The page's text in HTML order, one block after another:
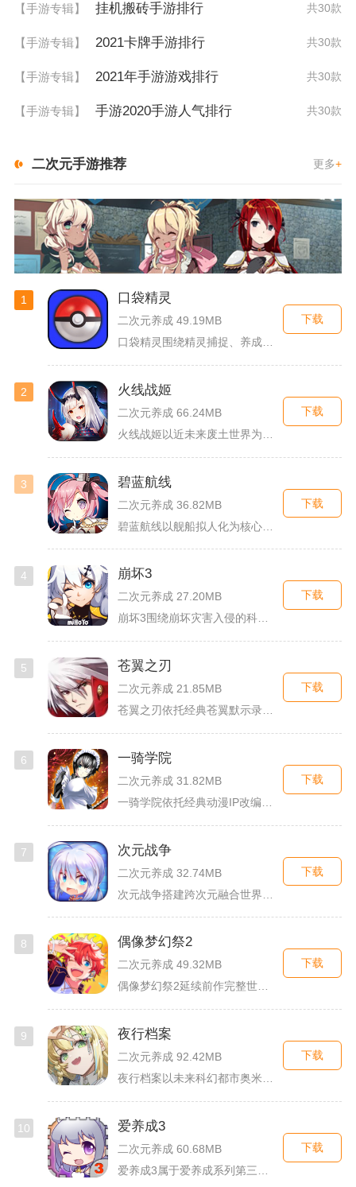
【手游专辑】 挂机搬砖手游排行 共30款
【手游专辑】 2021卡牌手游排行 共30款
【手游专辑】 2021年手游游戏排行 共30款
【手游专辑】 手游2020手游人气排行 共30款
二次元手游推荐 更多+
1 口袋精灵
二次元养成 49.19MB
下载
2 火线战姬
二次元养成 66.24MB
下载
3 碧蓝航线
二次元养成 36.82MB
下载
4 崩坏3
二次元养成 27.20MB
崩坏3围绕崩坏灾害入侵的科幻世界观展开，玩家以舰长身份操控多...
下载
5 苍翼之刃
二次元养成 21.85MB
下载
6 一骑学院
二次元养成 31.82MB
下载
7 次元战争
二次元养成 32.74MB
下载
8 偶像梦幻祭2
二次元养成 49.32MB
偶像梦幻祭2延续前作完整世界观，玩家以制作人身份陪伴49位少...
下载
9 夜行档案
二次元养成 92.42MB
下载
10 爱养成3
二次元养成 60.68MB
下载